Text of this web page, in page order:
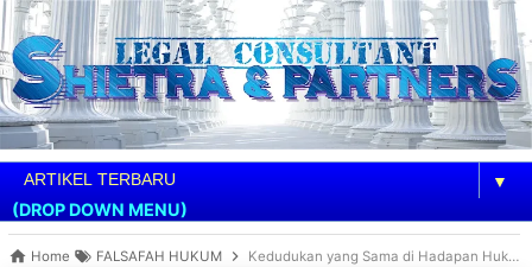
▼
(DROP DOWN MENU)
Home FALSAFAH HUKUM Kedudukan yang Sama di Hadapan Hukum bagi Warga Negara Keturunan dan Warga Asli Indonesia